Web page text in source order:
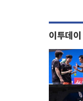
이투데이